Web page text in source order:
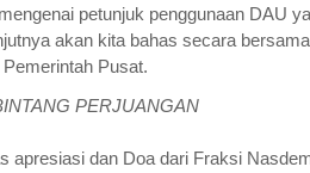
petunjuk penggunaan DAU
akan kita bahas secara
Pusat.
PERJUANGAN
apresiasi dan Doa dari Fraksi